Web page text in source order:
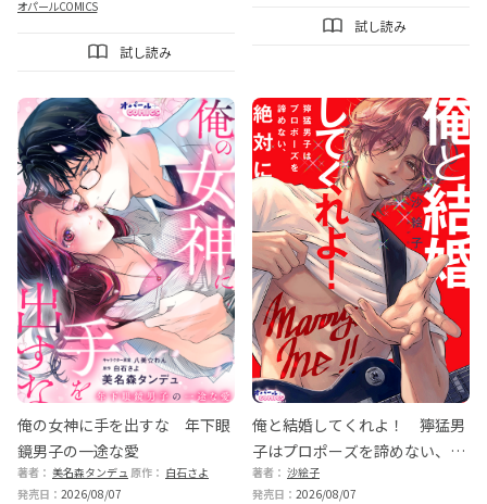
オパールCOMICS
試し読み
試し読み
俺の女神に手を出すな 年下眼
鏡男子の一途な愛
著者： 美名森タンデュ 原作： 白石さよ
発売日： 2026/08/07
俺と結婚してくれよ！ 獰猛男
子はプロポーズを諦めない、絶
対に
著者： 沙絵子
発売日： 2026/08/07